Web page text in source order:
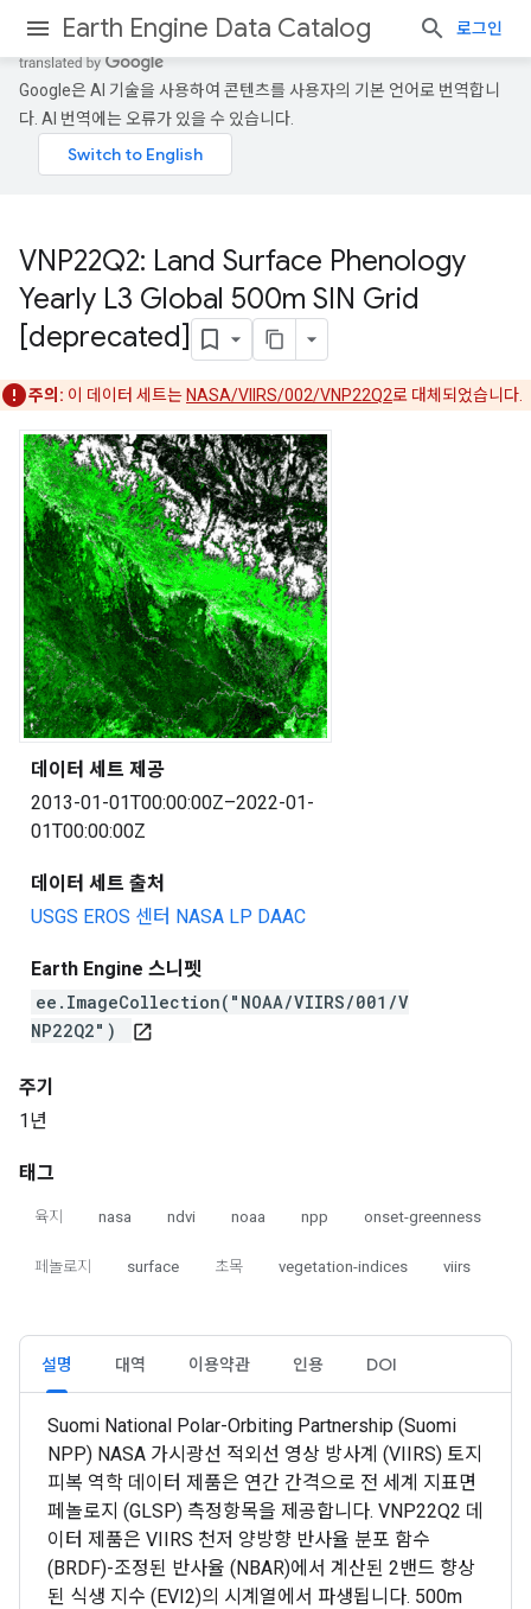
Earth Engine Data Catalog 로그인
Google은 AI 기술을 사용하여 콘텐츠를 사용자의 기본 언어로 번역합니
다. AI 번역에는 오류가 있을 수 있습니다.
VNP22Q2: Land Surface Phenology
Yearly L3 Global 500m SIN Grid
[deprecated]
주의: 이 데이터 세트는 NASA/VIIRS/002/VNP22Q2로 대체되었습니다.
데이터 세트 제공
2013-01-01T00:00:00Z–2022-01-
01T00:00:00Z
데이터 세트 출처
USGS EROS 센터 NASA LP DAAC
Earth Engine 스니펫
ee.ImageCollection("NOAA/VIIRS/001/V
NP22Q2")
open_in_new
주기
1년
태그
육지 nasa ndvi noaa npp onset-greenness
페놀로지 surface 초목 vegetation-indices viirs
설명 대역 이용약관 인용 DOI
Suomi National Polar-Orbiting Partnership (Suomi
NPP) NASA 가시광선 적외선 영상 방사계 (VIIRS) 토지
피복 역학 데이터 제품은 연간 간격으로 전 세계 지표면
페놀로지 (GLSP) 측정항목을 제공합니다. VNP22Q2 데
이터 제품은 VIIRS 천저 양방향 반사율 분포 함수
(BRDF)-조정된 반사율 (NBAR)에서 계산된 2밴드 향상
된 식생 지수 (EVI2)의 시계열에서 파생됩니다. 500m